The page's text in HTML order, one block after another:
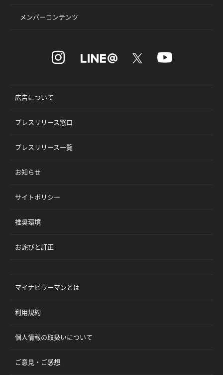
メンバーコンテンツ
広告について
プレスリリース窓口
プレスリリース一覧
お知らせ
サイトポリシー
推奨環境
お詫びと訂正
マイナビウーマンとは
利用規約
個人情報の取扱いについて
ご意見・ご感想